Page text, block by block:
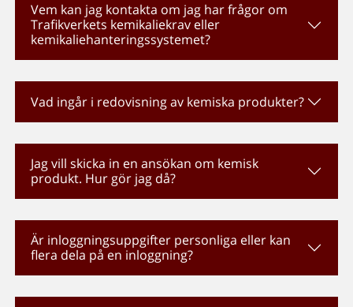
Vem kan jag kontakta om jag har frågor om
Trafikverkets kemikaliekrav eller
kemikaliehanteringssystemet?
Vad ingår i redovisning av kemiska produkter?
Jag vill skicka in en ansökan om kemisk
produkt. Hur gör jag då?
Är inloggningsuppgifter personliga eller kan
flera dela på en inloggning?